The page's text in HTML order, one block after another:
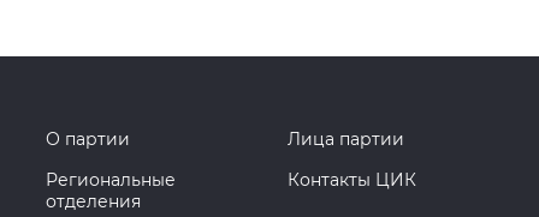
О партии
Лица партии
Региональные
отделения
Контакты ЦИК